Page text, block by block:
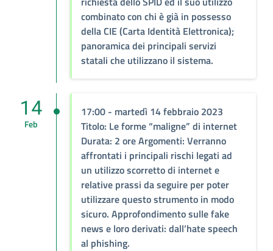
combinato con chi è già in possesso
della CIE (Carta Identità Elettronica);
panoramica dei principali servizi
statali che utilizzano il sistema.
17:00 - martedì 14 febbraio 2023
Titolo: Le forme “maligne” di internet
Durata: 2 ore Argomenti: Verranno
affrontati i principali rischi legati ad
un utilizzo scorretto di internet e
relative prassi da seguire per poter
utilizzare questo strumento in modo
sicuro. Approfondimento sulle fake
news e loro derivati: dall’hate speech
al phishing.
14
Feb